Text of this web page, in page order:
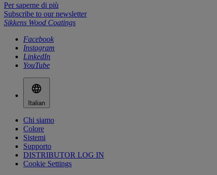
Per saperne di più
Subscribe to our newsletter
Sikkens Wood Coatings
Facebook
Instagram
LinkedIn
YouTube
Italian
Chi siamo
Colore
Sistemi
Supporto
DISTRIBUTOR LOG IN
Cookie Settings